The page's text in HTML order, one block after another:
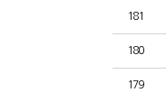
181
180
179